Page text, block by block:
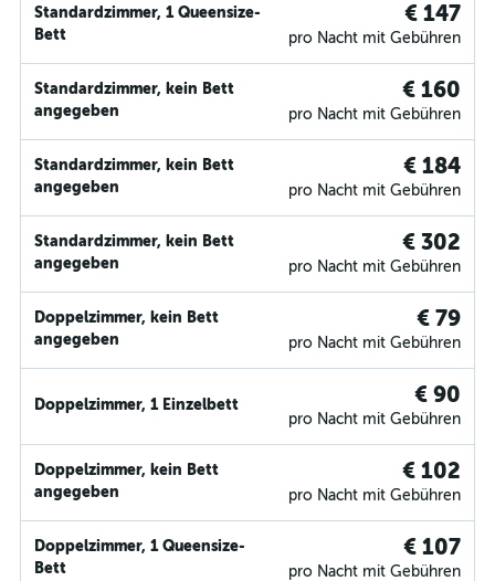
Standardzimmer, 1 Queensize-
Bett
€ 147
pro Nacht mit Gebühren
Standardzimmer, kein Bett
angegeben
€ 160
pro Nacht mit Gebühren
Standardzimmer, kein Bett
angegeben
€ 184
pro Nacht mit Gebühren
Standardzimmer, kein Bett
angegeben
€ 302
pro Nacht mit Gebühren
Doppelzimmer, kein Bett
angegeben
€ 79
pro Nacht mit Gebühren
Doppelzimmer, 1 Einzelbett € 90
pro Nacht mit Gebühren
Doppelzimmer, kein Bett
angegeben
€ 102
pro Nacht mit Gebühren
Doppelzimmer, 1 Queensize-
Bett
€ 107
pro Nacht mit Gebühren